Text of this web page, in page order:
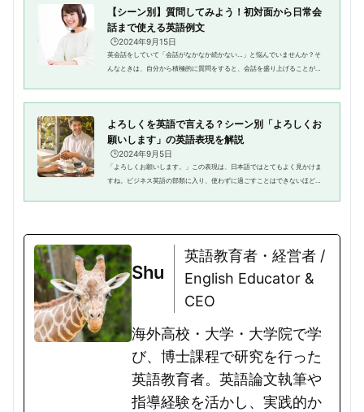
【シーン別】質問してみよう！初対面から日常会
話まで使える英語例文
🕒️2024年9月15日
英会話をしていて「会話がなかなか続かない…」と悩んでいませんか？そ
んなときは、自分から積極的に質問をすると、会話を盛り上げることがで
よろしくを英語で言える？シーン別「よろしくお
願いします」の英語表現を解説
🕒️2024年9月5日
「よろしくお願いします。」この表現は、日本語ではとてもよく見かけま
すね。ビジネス英語の部類に入り、使わずに過ごすことはできないほど重
Shu
英語教育者・経営者 /
English Educator &
CEO
海外高校・大学・大学院で学
び、博士課程で研究を行った
英語教育者。英語論文執筆や
指導経験を活かし、実践的か